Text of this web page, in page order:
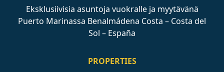
Eksklusiivisia asuntoja vuokralle ja myytävänä
Puerto Marinassa Benalmádena Costa – Costa del
Sol – España
PROPERTIES